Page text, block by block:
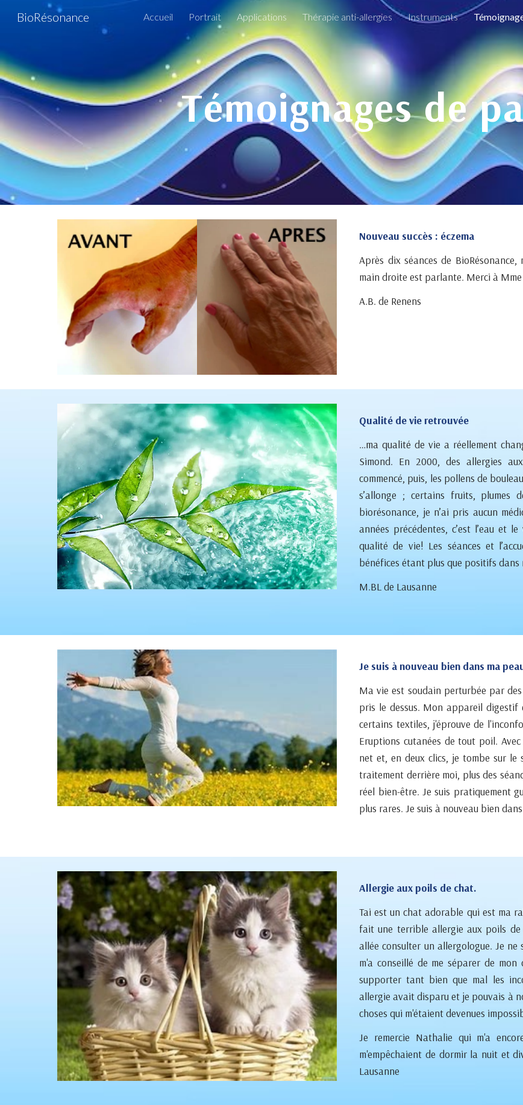
Skip to main content Skip to
BioRésonance Accueil Portrait Applications Thérapie anti-allergies Instruments
Témoignages de
Nouveau succès : éczema
Après dix séances de
main droite est parlante. Merci à Mme
A.B. de Renens
Qualité de vie retrouvée
…ma qualité de vie a réellement
Simond. En 2000, des allergies
commencé, puis, les pollens de
s’allonge ; certains fruits, plumes
biorésonance, je n’ai pris aucun
années précédentes, c’est l’eau et
qualité de vie! Les séances et
bénéfices étant plus que positifs dans
M.BL de Lausanne
Je suis à nouveau bien dans ma
Ma vie est soudain perturbée par
pris le dessus. Mon appareil digestif
certains textiles, j'éprouve de
Eruptions cutanées de tout poil.
net et, en deux clics, je tombe sur le
traitement derrière moi, plus des
réel bien-être. Je suis pratiquement
plus rares. Je suis à nouveau bien
Allergie aux poils de chat.
Tai est un chat adorable qui est ma
fait une terrible allergie aux poils
allée consulter un allergologue. Je
m'a conseillé de me séparer de
supporter tant bien que mal les
allergie avait disparu et je pouvais à
choses qui m'étaient devenues
Je remercie Nathalie qui m'a
m'empêchaient de dormir la nuit et
Lausanne